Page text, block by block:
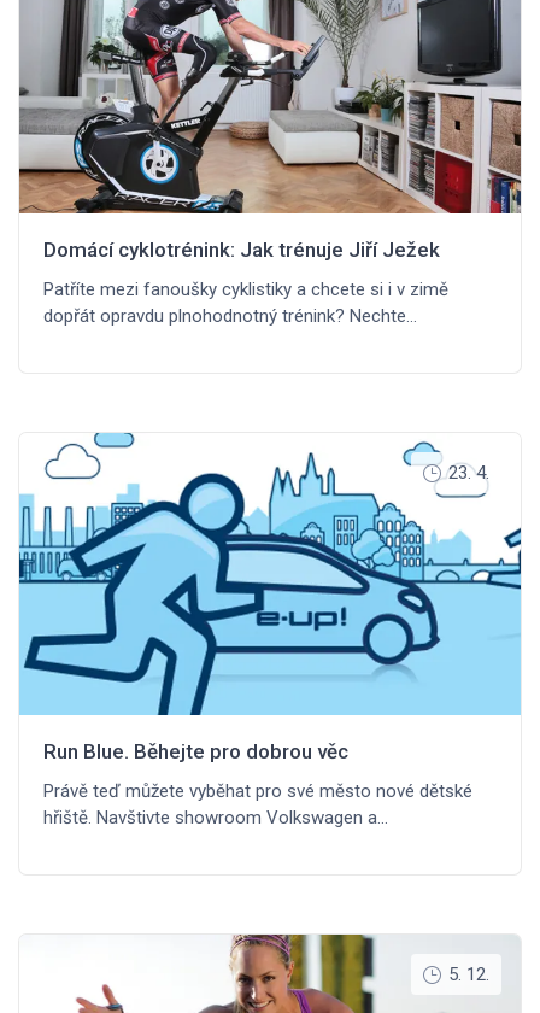
Domácí cyklotrénink: Jak trénuje Jiří Ježek
Patříte mezi fanoušky cyklistiky a chcete si i v zimě
dopřát opravdu plnohodnotný trénink? Nechte…
23. 4.
Run Blue. Běhejte pro dobrou věc
Právě teď můžete vyběhat pro své město nové dětské
hřiště. Navštivte showroom Volkswagen a…
5. 12.